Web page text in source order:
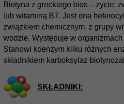
Biotyna z greckiego bios – życie;
lub witaminą B7. Jest ona
związkiem chemicznym, z grupy
wodzie. Występuje w
Stanowi koenzym kilku różnych
składnikiem karboksylaz
SKŁADNIKI: